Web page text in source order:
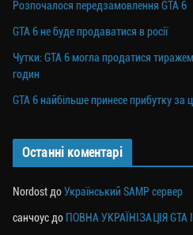
Розпочалося передзамовлення GTA 6
GTA 6 не буде продаватися в росії
Чутки: GTA 6 могла продатися
годин
GTA 6 найбільше принесе прибутку
Останні коментарі
Nordost доУкраїнський SAMP сервер
санчоус до ПОВНА УКРАЇНІЗАЦІЯ GTA